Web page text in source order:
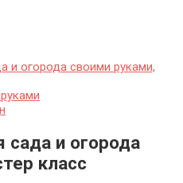
и огорода своими руками,
сада и огорода
класс